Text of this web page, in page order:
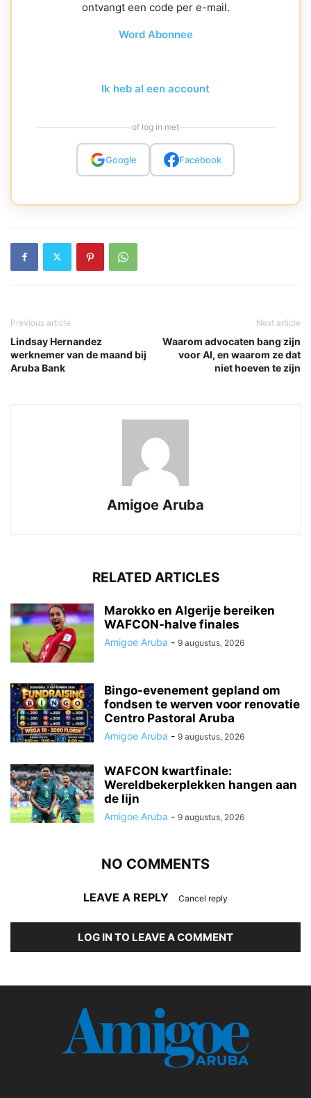
ontvangt een code per e-mail.
Word Abonnee
Ik heb al een account
of log in met
Google Facebook
Previous article
Lindsay Hernandez
werknemer van de maand bij
Aruba Bank
Next article
Waarom advocaten bang zijn
voor AI, en waarom ze dat
niet hoeven te zijn
Amigoe Aruba
RELATED ARTICLES
Marokko en Algerije bereiken
WAFCON-halve finales
Amigoe Aruba - 9 augustus, 2026
Bingo-evenement gepland om
fondsen te werven voor renovatie
Centro Pastoral Aruba
Amigoe Aruba - 9 augustus, 2026
WAFCON kwartfinale:
Wereldbekerplekken hangen aan
de lijn
Amigoe Aruba - 9 augustus, 2026
NO COMMENTS
LEAVE A REPLY Cancel reply
LOG IN TO LEAVE A COMMENT